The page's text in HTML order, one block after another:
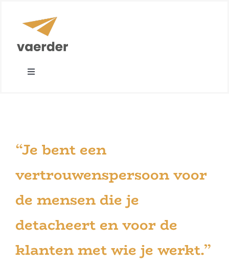
Toggle
Nieuws
Vacatures
“Je bent een
vertrouwenspersoon voor
de mensen die je
detacheert en voor de
klanten met wie je werkt.”